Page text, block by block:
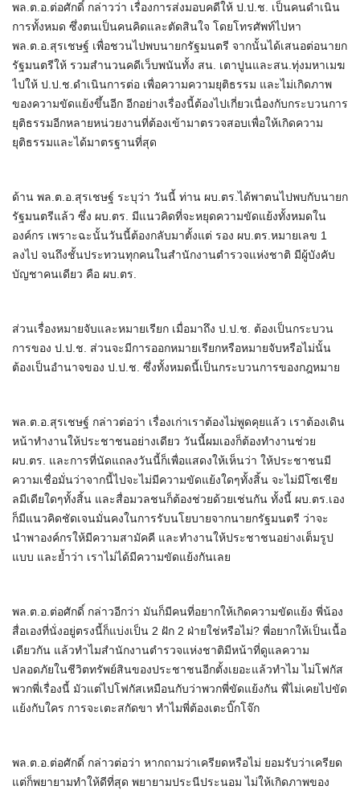
พล.ต.อ.ต่อศักดิ์ กล่าวว่า เรื่องการส่งมอบคดีให้ ป.ป.ช. เป็นคนดำเนิน
การทั้งหมด ซึ่งตนเป็นคนคิดและตัดสินใจ โดยโทรศัพท์ไปหา
พล.ต.อ.สุรเชษฐ์ เพื่อชวนไปพบนายกรัฐมนตรี จากนั้นได้เสนอต่อนายก
รัฐมนตรีให้ รวมสำนวนคดีเว็บพนันทั้ง สน. เตาปูนและสน.ทุ่งมหาเมฆ
ไปให้ ป.ป.ช.ดำเนินการต่อ เพื่อความความยุติธรรม และไม่เกิดภาพ
ของความขัดแย้งขึ้นอีก อีกอย่างเรื่องนี้ต้องไปเกี่ยวเนื่องกับกระบวนการ
ยุติธรรมอีกหลายหน่วยงานที่ต้องเข้ามาตรวจสอบเพื่อให้เกิดความ
ยุติธรรมและได้มาตรฐานที่สุด
ด้าน พล.ต.อ.สุรเชษฐ์ ระบุว่า วันนี้ ท่าน ผบ.ตร.ได้พาตนไปพบกับนายก
รัฐมนตรีแล้ว ซึ่ง ผบ.ตร. มีแนวคิดที่จะหยุดความขัดแย้งทั้งหมดใน
องค์กร เพราะฉะนั้นวันนี้ต้องกลับมาตั้งแต่ รอง ผบ.ตร.หมายเลข 1
ลงไป จนถึงชั้นประทวนทุกคนในสำนักงานตำรวจแห่งชาติ มีผู้บังคับ
บัญชาคนเดียว คือ ผบ.ตร.
ส่วนเรื่องหมายจับและหมายเรียก เมื่อมาถึง ป.ป.ช. ต้องเป็นกระบวน
การของ ป.ป.ช. ส่วนจะมีการออกหมายเรียกหรือหมายจับหรือไม่นั้น
ต้องเป็นอำนาจของ ป.ป.ช. ซึ่งทั้งหมดนี้เป็นกระบวนการของกฎหมาย
พล.ต.อ.สุรเชษฐ์ กล่าวต่อว่า เรื่องเก่าเราต้องไม่พูดคุยแล้ว เราต้องเดิน
หน้าทำงานให้ประชาชนอย่างเดียว วันนี้ผมเองก็ต้องทำงานช่วย
ผบ.ตร. และการที่นัดแถลงวันนี้ก็เพื่อแสดงให้เห็นว่า ให้ประชาชนมี
ความเชื่อมั่นว่าจากนี้ไปจะไม่มีความขัดแย้งใดๆทั้งสิ้น จะไม่มีโซเชีย
ลมีเดียใดๆทั้งสิ้น และสื่อมวลชนก็ต้องช่วยด้วยเช่นกัน ทั้งนี้ ผบ.ตร.เอง
ก็มีแนวคิดชัดเจนมั่นคงในการรับนโยบายจากนายกรัฐมนตรี ว่าจะ
นำพาองค์กรให้มีความสามัคคี และทำงานให้ประชาชนอย่างเต็มรูป
แบบ และย้ำว่า เราไม่ได้มีความขัดแย้งกันเลย
พล.ต.อ.ต่อศักดิ์ กล่าวอีกว่า มันก็มีคนที่อยากให้เกิดความขัดแย้ง พี่น้อง
สื่อเองที่นั่งอยู่ตรงนี้ก็แบ่งเป็น 2 ฝัก 2 ฝ่ายใช่หรือไม่? พี่อยากให้เป็นเนื้อ
เดียวกัน แล้วทำไมสำนักงานตำรวจแห่งชาติมีหน้าที่ดูแลความ
ปลอดภัยในชีวิตทรัพย์สินของประชาชนอีกตั้งเยอะแล้วทำไม ไม่โฟกัส
พวกพี่เรื่องนี้ มัวแต่ไปโฟกัสเหมือนกับว่าพวกพี่ขัดแย้งกัน พี่ไม่เคยไปขัด
แย้งกับใคร การจะเตะสกัดขา ทำไมพี่ต้องเตะบิ๊กโจ๊ก
พล.ต.อ.ต่อศักดิ์ กล่าวต่อว่า หากถามว่าเครียดหรือไม่ ยอมรับว่าเครียด
แต่ก็พยายามทำให้ดีที่สุด พยายามประนีประนอม ไม่ให้เกิดภาพของ